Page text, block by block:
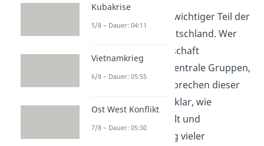
Die Gestapo war ein wichtiger Teil der
NS-Herrschaft in Deutschland. Wer
sich mit der NS-Herrschaft
beschäftigt, ordnet zentrale Gruppen,
Machtmittel und Verbrechen dieser
Diktatur ein. So wird klar, wie
Überwachung, Gewalt und
Verfolgung den Alltag vieler
Kubakrise
5/8 – Dauer: 04:11
Vietnamkrieg
6/8 – Dauer: 05:55
Ost West Konflikt
7/8 – Dauer: 05:30